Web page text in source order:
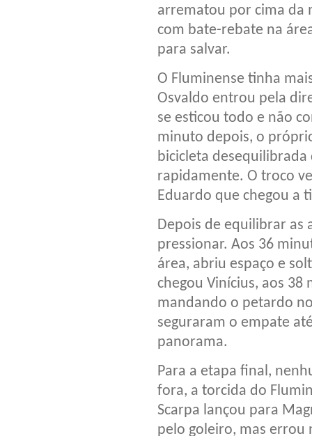
arrematou por cima da
com bate-rebate na
para salvar.
O Fluminense tinha
Osvaldo entrou pela
se esticou todo e não
minuto depois, o
bicicleta
rapidamente. O troco
Eduardo que chegou a
Depois de equilibrar as
pressionar. Aos 36
área, abriu espaço e
chegou Vinícius, aos
mandando o petardo
seguraram o empate
panorama.
Para a etapa final,
fora, a torcida do
Scarpa lançou para
pelo goleiro, mas errou